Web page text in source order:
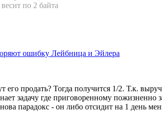
по 2 байта
ошибку Лейбница и Эйлера
его продать? Тогда получится 1/2. Т.к.
задачу где приговоренному
парадокс - он либо отсидит на 1 день